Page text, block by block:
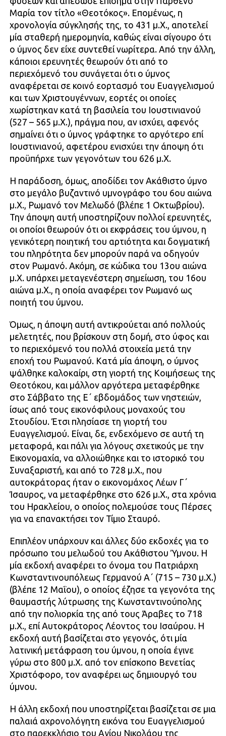
Μαρία τον τίτλο «Θεοτόκος». Επομένως, η
χρονολογία σύγκλησής της, το 431 μ.Χ., αποτελεί
μία σταθερή ημερομηνία, καθώς είναι σίγουρο ότι
ο ύμνος δεν είχε συντεθεί νωρίτερα. Από την άλλη,
κάποιοι ερευνητές θεωρούν ότι από το
περιεχόμενό του συνάγεται ότι ο ύμνος
αναφέρεται σε κοινό εορτασμό του Ευαγγελισμού
και των Χριστουγέννων, εορτές οι οποίες
χωρίστηκαν κατά τη βασιλεία του Ιουστινιανού
(527 – 565 μ.Χ.), πράγμα που, αν ισχύει, αφενός
σημαίνει ότι ο ύμνος γράφτηκε το αργότερο επί
Ιουστινιανού, αφετέρου ενισχύει την άποψη ότι
προϋπήρχε των γεγονότων του 626 μ.Χ.
Η παράδοση, όμως, αποδίδει τον Ακάθιστο ύμνο
στο μεγάλο βυζαντινό υμνογράφο του 6ου αιώνα
μ.Χ., Ρωμανό τον Μελωδό (βλέπε 1 Οκτωβρίου).
Την άποψη αυτή υποστηρίζουν πολλοί ερευνητές,
οι οποίοι θεωρούν ότι οι εκφράσεις του ύμνου, η
γενικότερη ποιητική του αρτιότητα και δογματική
του πληρότητα δεν μπορούν παρά να οδηγούν
στον Ρωμανό. Ακόμη, σε κώδικα του 13ου αιώνα
μ.Χ. υπάρχει μεταγενέστερη σημείωση, του 16ου
αιώνα μ.Χ., η οποία αναφέρει τον Ρωμανό ως
ποιητή του ύμνου.
Όμως, η άποψη αυτή αντικρούεται από πολλούς
μελετητές, που βρίσκουν στη δομή, στο ύφος και
το περιεχόμενό του πολλά στοιχεία μετά την
εποχή του Ρωμανού. Κατά μία άποψη, ο ύμνος
ψάλθηκε καλοκαίρι, στη γιορτή της Κοιμήσεως της
Θεοτόκου, και μάλλον αργότερα μεταφέρθηκε
στο Σάββατο της Ε΄ εβδομάδος των νηστειών,
ίσως από τους εικονόφιλους μοναχούς του
Στουδίου. Έτσι πλησίασε τη γιορτή του
Ευαγγελισμού. Είναι, δε, ενδεχόμενο σε αυτή τη
μεταφορά, και πάλι για λόγους σχετικούς με την
Εικονομαχία, να αλλοιώθηκε και το ιστορικό του
Συναξαριστή, και από το 728 μ.Χ., που
αυτοκράτορας ήταν ο εικονομάχος Λέων Γ΄
Ίσαυρος, να μεταφέρθηκε στο 626 μ.Χ., στα χρόνια
του Ηρακλείου, ο οποίος πολεμούσε τους Πέρσες
για να επανακτήσει τον Τίμιο Σταυρό.
Επιπλέον υπάρχουν και άλλες δύο εκδοχές για το
πρόσωπο του μελωδού του Ακάθιστου Ύμνου. Η
μία εκδοχή αναφέρει το όνομα του Πατριάρχη
Κωνσταντινουπόλεως Γερμανού Α΄ (715 – 730 μ.Χ.)
(βλέπε 12 Μαΐου), ο οποίος έζησε τα γεγονότα της
θαυμαστής λύτρωσης της Κωνσταντινούπολης
από την πολιορκία της από τους Άραβες το 718
μ.Χ., επί Αυτοκράτορος Λέοντος του Ισαύρου. Η
εκδοχή αυτή βασίζεται στο γεγονός, ότι μία
λατινική μετάφραση του ύμνου, η οποία έγινε
γύρω στο 800 μ.Χ. από τον επίσκοπο Βενετίας
Χριστόφορο, τον αναφέρει ως δημιουργό του
ύμνου.
Η άλλη εκδοχή που υποστηρίζεται βασίζεται σε μια
παλαιά αχρονολόγητη εικόνα του Ευαγγελισμού
στο παρεκκλήσιο του Αγίου Νικολάου της